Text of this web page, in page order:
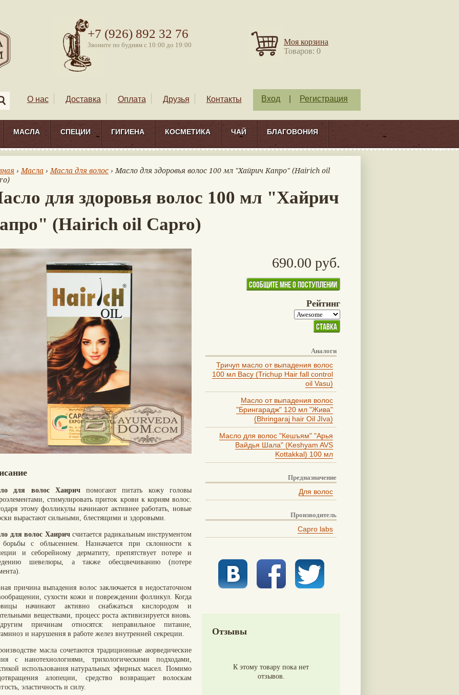
+7 (926) 892 32 76
Звоните по будням с 10:00 до 19:00
Моя корзина
Товаров: 0
О нас Доставка Оплата Друзья Контакты Вход Регистрация
МАСЛА СПЕЦИИ ГИГИЕНА КОСМЕТИКА ЧАЙ БЛАГОВОНИЯ
›Масла ›Масла для волос › Масло для здоровья волос 100 мл "Хайрич Капро" (Hairich oil
для здоровья волос 100 мл "Хайрич
(Hairich oil Capro)
для волос Хаиричпомогают питать кожу головы
стимулировать приток крови к корням волос.
этому фолликулы начинают активнее работать, новые
вырастают сильными, блестящими и здоровыми.
для волос Хаиричсчитается радикальным инструментом
с облысением. Назначается при склонности к
и себорейному дерматиту, препятствует потере и
шевелюры, а также обесцвечиванию (потере
причина выпадения волос заключается в недостаточном
сухости кожи и повреждении фолликул. Когда
начинают активно снабжаться кислородом и
веществами, процесс роста активизируется вновь.
причинам относятся: неправильное питание,
и нарушения в работе желез внутренней секреции.
масла сочетаются традиционные аюрведические
с нанотехнологиями, трихологическими подходами,
использования натуральных эфирных масел. Помимо
алопеции, средство возвращает волоскам
эластичность и силу.
690.00 руб.
Рейтинг
Аналоги
Тричуп масло от выпадения волос
100 мл Васу (Trichup Hair fall control
oil Vasu)
Масло от выпадения волос
"Брингарадж" 120 мл "Жива"
(Bhringaraj hair Oil JIva)
Масло для волос "Кешъям" "Арья
Вайдья Шала" (Keshyam AVS
Kottakkal) 100 мл
Предназначение
Для волос
Производитель
Capro labs
Отзывы
К этому товару пока нет
отзывов.